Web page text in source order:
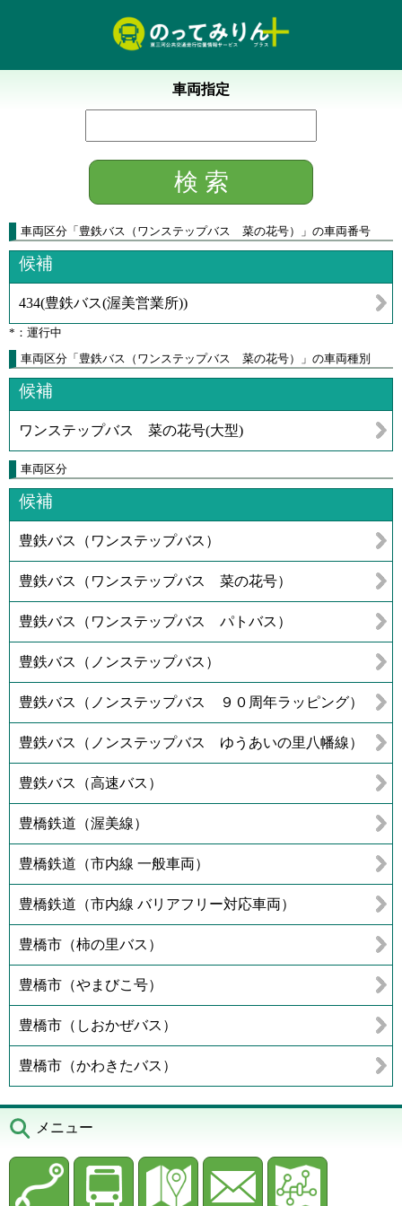
車両指定
車両区分 「 豊鉄バス（ワンステップバス 菜の花号） 」 の車両番号
候補
434(豊鉄バス(渥美営業所))
*：運行中
車両区分「豊鉄バス（ワンステップバス 菜の花号）」の車両種別
候補
ワンステップバス 菜の花号(大型)
車両区分
候補
豊鉄バス（ワンステップバス）
豊鉄バス（ワンステップバス 菜の花号）
豊鉄バス（ワンステップバス パトバス）
豊鉄バス（ノンステップバス）
豊鉄バス（ノンステップバス ９０周年ラッピング）
豊鉄バス（ノンステップバス ゆうあいの里八幡線）
豊鉄バス（高速バス）
豊橋鉄道（渥美線）
豊橋鉄道（市内線 一般車両）
豊橋鉄道（市内線 バリアフリー対応車両）
豊橋市（柿の里バス）
豊橋市（やまびこ号）
豊橋市（しおかぜバス）
豊橋市（かわきたバス）
メニュー